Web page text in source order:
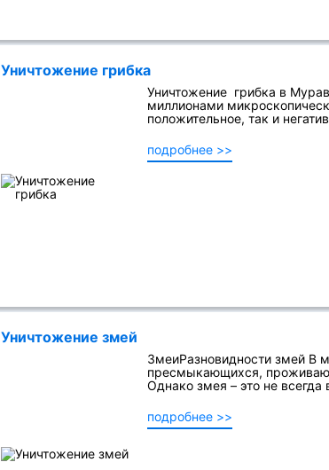
Уничтожение грибка
Уничтожение грибка в
миллионами
положительное, так и
подробнее >>
Уничтожение змей
ЗмеиРазновидности змей В
пресмыкающихся,
Однако змея – это не всегда
подробнее >>